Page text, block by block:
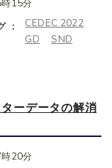
15分
：
CEDEC 2022
GD
SND
ーデータの解消
20分